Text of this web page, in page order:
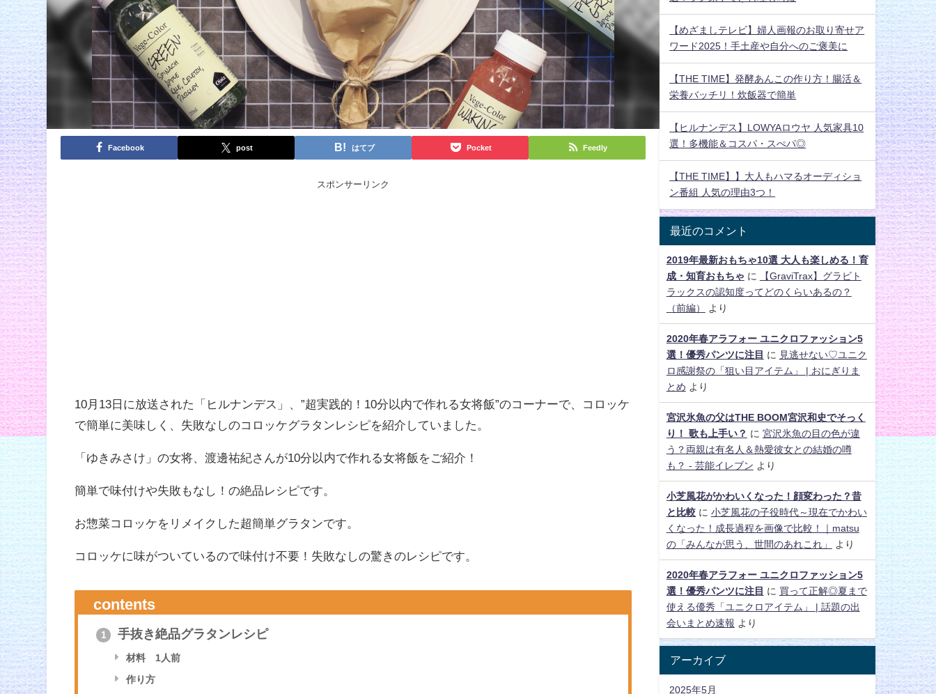
Facebook post はてブ Pocket Feedly
スポンサーリンク
10月13日に放送された「ヒルナンデス」、”超実践的！10分以内で作れる女将飯”のコーナーで、コロッケ
で簡単に美味しく、失敗なしのコロッケグラタンレシピを紹介していました。
「ゆきみさけ」の女将、渡邊祐紀さんが10分以内で作れる女将飯をご紹介！
簡単で味付けや失敗もなし！の絶品レシピです。
お惣菜コロッケをリメイクした超簡単グラタンです。
コロッケに味がついているので味付け不要！失敗なしの驚きのレシピです。
contents
1 手抜き絶品グラタンレシピ
材料 1人前
作り方
【めざましテレビ】婦人画報のお取り寄せア
ワード2025！手土産や自分へのご褒美に
【THE TIME】発酵あんこの作り方！腸活＆
栄養バッチリ！炊飯器で簡単
【ヒルナンデス】LOWYAロウヤ 人気家具10
選！多機能＆コスパ・スぺパ◎
【THE TIME】】大人もハマるオーディショ
ン番組 人気の理由3つ！
最近のコメント
2019年最新おもちゃ10選 大人も楽しめる！育
成・知育おもちゃ に
【GraviTrax】グラビト
ラックスの認知度ってどのくらいあるの？
（前編）
より
2020年春アラフォー ユニクロファッション5
選！優秀パンツに注目 に
見逃せない♡ユニク
ロ感謝祭の「狙い目アイテム」 | おにぎりま
とめ より
宮沢氷魚の父はTHE BOOM宮沢和史でそっく
り！ 歌も上手い？ に 宮沢氷魚の目の色が違
う？両親は有名人＆熱愛彼女との結婚の噂
も？ - 芸能イレブン より
小芝風花がかわいくなった！顔変わった？昔
と比較に 小芝風花の子役時代～現在でかわい
くなった！成長過程を画像で比較！｜matsu
の「みんなが思う、世間のあれこれ」
より
2020年春アラフォー ユニクロファッション5
選！優秀パンツに注目 に 買って正解◎夏まで
使える優秀「ユニクロアイテム」 | 話題の出
会いまとめ速報 より
アーカイブ
2025年5月